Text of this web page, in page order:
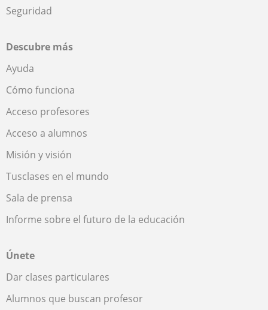
Seguridad
Descubre más
Ayuda
Cómo funciona
Acceso profesores
Acceso a alumnos
Misión y visión
Tusclases en el mundo
Sala de prensa
Informe sobre el futuro de la educación
Únete
Dar clases particulares
Alumnos que buscan profesor